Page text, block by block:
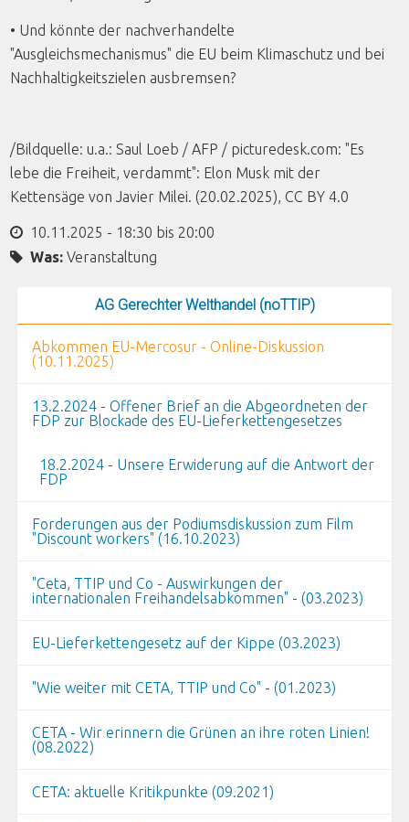
• Und könnte der nachverhandelte
"Ausgleichsmechanismus" die EU beim Klimaschutz und bei
Nachhaltigkeitszielen ausbremsen?
/Bildquelle: u.a.: Saul Loeb / AFP / picturedesk.com: "Es
lebe die Freiheit, verdammt": Elon Musk mit der
Kettensäge von Javier Milei. (20.02.2025), CC BY 4.0
10.11.2025 - 18:30 bis 20:00
Was:Veranstaltung
AG Gerechter Welthandel (noTTIP)
Abkommen EU-Mercosur - Online-Diskussion
(10.11.2025)
13.2.2024 - Offener Brief an die Abgeordneten der
FDP zur Blockade des EU-Lieferkettengesetzes
18.2.2024 - Unsere Erwiderung auf die Antwort der
FDP
Forderungen aus der Podiumsdiskussion zum Film
"Discount workers" (16.10.2023)
"Ceta, TTIP und Co - Auswirkungen der
internationalen Freihandelsabkommen" - (03.2023)
EU-Lieferkettengesetz auf der Kippe (03.2023)
"Wie weiter mit CETA, TTIP und Co" - (01.2023)
CETA - Wir erinnern die Grünen an ihre roten Linien!
(08.2022)
CETA: aktuelle Kritikpunkte (09.2021)